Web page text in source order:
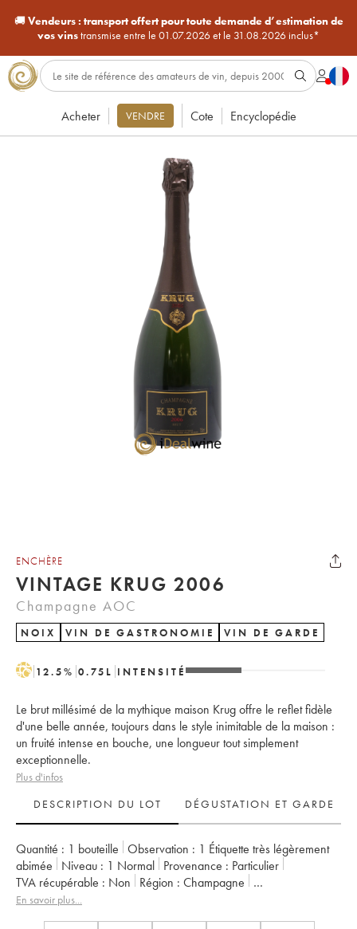
🚚Vendeurs : transport offert pour toute demande d’estimation de
vos vinstransmise entre le 01.07.2026 et le 31.08.2026 inclus*
Acheter VENDRE Cote Encyclopédie
ENCHÈRE
VINTAGE KRUG 2006
Champagne AOC
NOIX VIN DE GASTRONOMIE VIN DE GARDE
H 12.5% 0.75 L INTENSITÉ
Le brut millésimé de la mythique maison Krug offre le reflet fidèle
d'une belle année, toujours dans le style inimitable de la maison :
un fruité intense en bouche, une longueur tout simplement
exceptionnelle.
Plus d'infos
DESCRIPTION DU LOT
DÉGUSTATION ET GARDE
Quantité : 1 bouteille Observation : 1 Étiquette très légèrement
abimée
Niveau : 1 Normal Provenance : particulier
TVA récupérable :
non Région :
Champagne
Appellation :
En savoir plus...